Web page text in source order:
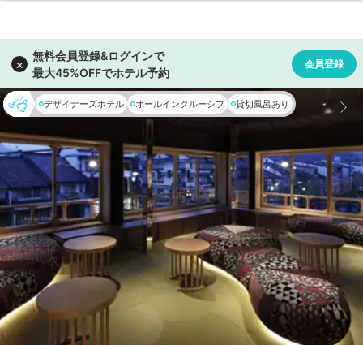
デザイナーズホテル オールインクルーシブ 貸切風呂あり